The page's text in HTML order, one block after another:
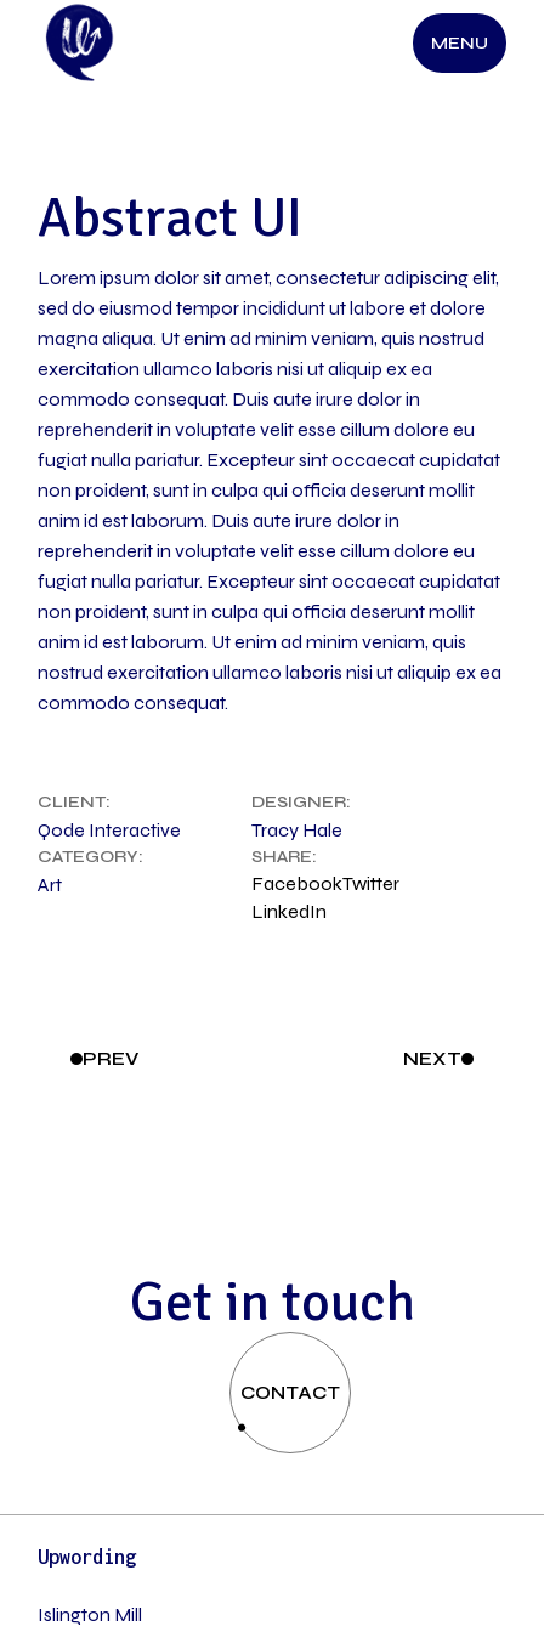
content
MENU
Abstract UI
Lorem ipsum dolor sit amet, consectetur adipiscing elit,
sed do eiusmod tempor incididunt ut labore et dolore
magna aliqua. Ut enim ad minim veniam, quis nostrud
exercitation ullamco laboris nisi ut aliquip ex ea
commodo consequat. Duis aute irure dolor in
reprehenderit in voluptate velit esse cillum dolore eu
fugiat nulla pariatur. Excepteur sint occaecat cupidatat
non proident, sunt in culpa qui officia deserunt mollit
anim id est laborum. Duis aute irure dolor in
reprehenderit in voluptate velit esse cillum dolore eu
fugiat nulla pariatur. Excepteur sint occaecat cupidatat
non proident, sunt in culpa qui officia deserunt mollit
anim id est laborum. Ut enim ad minim veniam, quis
nostrud exercitation ullamco laboris nisi ut aliquip ex ea
commodo consequat.
CLIENT:
Qode Interactive
DESIGNER:
Tracy Hale
CATEGORY:
Art
SHARE:
FacebookTwitter
LinkedIn
PREV NEXT
Get in touch
CONTACT
Upwording
Islington Mill